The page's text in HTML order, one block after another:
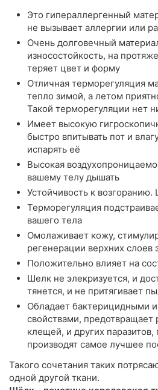
Это гипераллергенный
не вызывает аллергии или
Очень долговечный
износостойкость, на
теряет цвет и форму
Отличная терморегуляция
тепло зимой, а летом
Такой терморегуляции нет
Имеет высокую
быстро впитывать пот и
испарять её
Высокая
вашему телу дышать
Устойчивость к возгоранию.
Терморегуляция
вашего тела
Омолаживает кожу,
регенерации верхних слоев
Положительно влияет на
Шелк не элекризуется, и
тянется, и не притягивает
Обладает бактерицидными
свойствами,
клещей, и других паразитов,
производят самое лучшее
Такого сочетания таких
одной другой ткани.